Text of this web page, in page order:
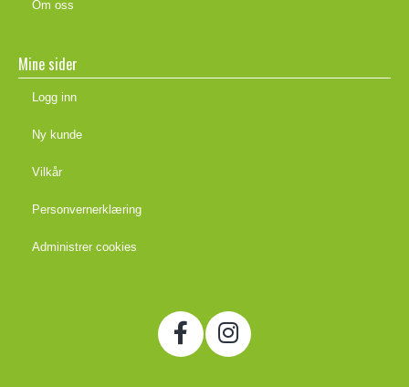
Om oss
Mine sider
Logg inn
Ny kunde
Vilkår
Personvernerklæring
Administrer cookies